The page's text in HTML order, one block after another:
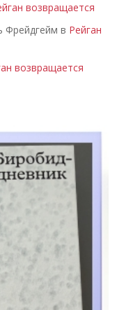
возвращается
Фрейдгейм в Рейган
возвращается